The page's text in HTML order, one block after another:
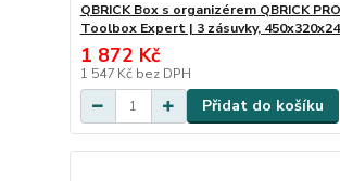
QBRICK Box s organizérem QBRICK
Toolbox Expert | 3 zásuvky,
1 872 Kč
1 547 Kč bez DPH
Přidat do košíku